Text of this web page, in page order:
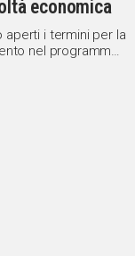
economica
i termini per la
nel programma
e persone in
2015